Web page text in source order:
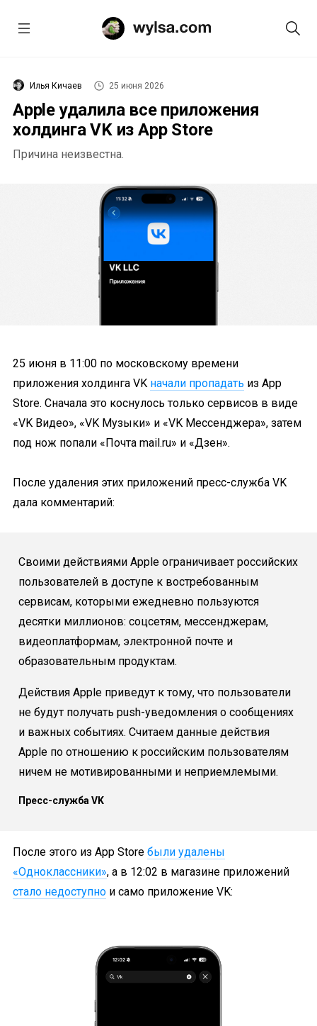
Илья Кичаев 25 июня 2026
Apple удалила все приложения
холдинга VK из App Store
Причина неизвестна.
25 июня в 11:00 по московскому времени
приложения холдинга VK начали пропадать из App
Store. Сначала это коснулось только сервисов в виде
«VK Видео», «VK Музыки» и «VK Мессенджера», затем
под нож попали «Почта mail.ru» и «Дзен».
После удаления этих приложений пресс-служба VK
дала комментарий:
Своими действиями Apple ограничивает российских
пользователей в доступе к востребованным
сервисам, которыми ежедневно пользуются
десятки миллионов: соцсетям, мессенджерам,
видеоплатформам, электронной почте и
образовательным продуктам.
Действия Apple приведут к тому, что пользователи
не будут получать push-уведомления о сообщениях
и важных событиях. Считаем данные действия
Apple по отношению к российским пользователям
ничем не мотивированными и неприемлемыми.
Пресс-служба VK
После этого из App Store были удалены
«Одноклассники», а в 12:02 в магазине приложений
стало недоступно и само приложение VK: